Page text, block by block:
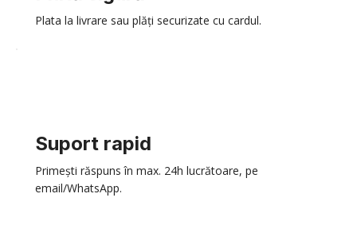
Plata la livrare sau plăți securizate cu cardul.
Suport rapid
Primești răspuns în max. 24h lucrătoare, pe
email/WhatsApp.